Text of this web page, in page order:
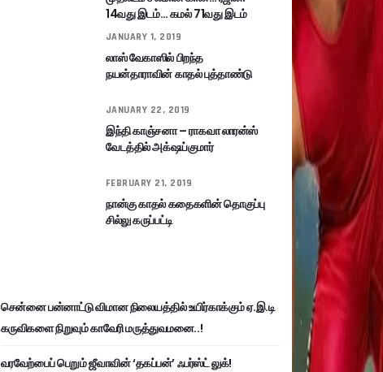
14வது இடம்… கமல் 71வது இடம்
JANUARY 1, 2019
லாஸ் வேகாஸில் பிறந்த
நயன்தாராவின் காதல் புத்தாண்டு
JANUARY 22, 2019
இந்தி காஞ்சனா – ராகவா லாரன்ஸ்
வேடத்தில் அக்‌ஷய்குமார்
FEBRUARY 21, 2019
நான்கு காதல் கதைகளின் தொகுப்பு
சில்லு கருப்பட்டி
சென்னை பன்னாட்டு விமான நிலையத்தில் உயிர்காக்கும் ஏ.இ.டி
கருவிகளை நிறுவும் காவேரி மருத்துவமனை..!
வரவேற்பைப் பெறும் ஜீவாவின் ‘தகப்பன்’ ஃபர்ஸ்ட் லுக்!